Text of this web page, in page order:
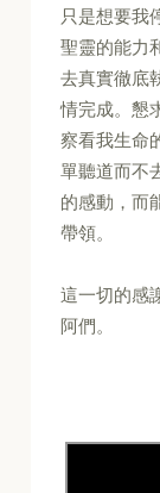
只是想要我
聖靈的能力
去真實徹底
情完成。懇
察看我生命
單聽道而不
的感動，而
帶領。
這一切的感
阿們。